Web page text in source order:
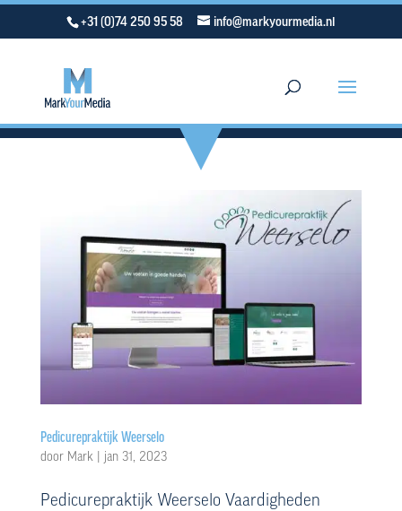
+31 (0)74 250 95 58 info@markyourmedia.nl
Pedicurepraktijk Weerselo
door Mark| jan 31, 2023
Pedicurepraktijk Weerselo Vaardigheden